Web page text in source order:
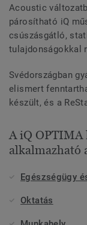
Acoustic
párosítható iQ
csúszásgátló,
tulajdonságokkal
Svédországban
elismert
készült, és a
A iQ OPTIMA
alkalmazható
Egészségügy
Oktatás